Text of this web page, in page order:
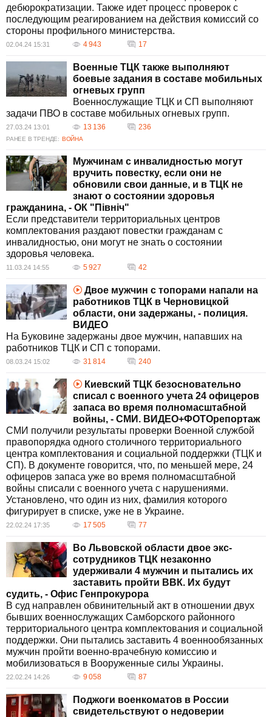
дебюрократизации. Также идет процесс проверок с
последующим реагированием на действия комиссий со
стороны профильного министерства.
02.04.24 15:31 4 943 17
Военные ТЦК также выполняют
боевые задания в составе мобильных
огневых групп
Военнослужащие ТЦК и СП выполняют
задачи ПВО в составе мобильных огневых групп.
27.03.24 13:01 13 136 236
РАНЕЕ В ТРЕНДЕ: ВОЙНА
Мужчинам с инвалидностью могут
вручить повестку, если они не
обновили свои данные, и в ТЦК не
знают о состоянии здоровья
гражданина, - ОК "Північ"
Если представители территориальных центров
комплектования раздают повестки гражданам с
инвалидностью, они могут не знать о состоянии
здоровья человека.
11.03.24 14:55 5 927 42
Двое мужчин с топорами напали на
работников ТЦК в Черновицкой
области, они задержаны, - полиция.
ВИДЕО
На Буковине задержаны двое мужчин, напавших на
работников ТЦК и СП с топорами.
08.03.24 15:02 31 814 240
Киевский ТЦК безосновательно
списал с военного учета 24 офицеров
запаса во время полномасштабной
войны, - СМИ. ВИДЕО+ФОТОрепортаж
СМИ получили результаты проверки Военной службой
правопорядка одного столичного территориального
центра комплектования и социальной поддержки (ТЦК и
СП). В документе говорится, что, по меньшей мере, 24
офицеров запаса уже во время полномасштабной
войны списали с военного учета с нарушениями.
Установлено, что один из них, фамилия которого
фигурирует в списке, уже не в Украине.
22.02.24 17:35 17 505 77
Во Львовской области двое экс-
сотрудников ТЦК незаконно
удерживали 4 мужчин и пытались их
заставить пройти ВВК. Их будут
судить, - Офис Генпрокурора
В суд направлен обвинительный акт в отношении двух
бывших военнослужащих Самборского районного
территориального центра комплектования и социальной
поддержки. Они пытались заставить 4 военнообязанных
мужчин пройти военно-врачебную комиссию и
мобилизоваться в Вооруженные силы Украины.
22.02.24 14:26 9 058 87
Поджоги военкоматов в России
свидетельствуют о недоверии